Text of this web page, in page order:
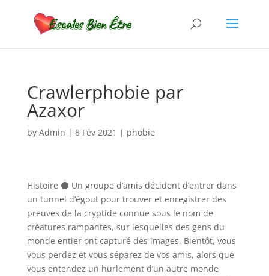
Crawlerphobie par
Azaxor
by Admin | 8 Fév 2021 | phobie
Histoire ⚫ Un groupe d’amis décident d’entrer dans
un tunnel d’égout pour trouver et enregistrer des
preuves de la cryptide connue sous le nom de
créatures rampantes, sur lesquelles des gens du
monde entier ont capturé des images. Bientôt, vous
vous perdez et vous séparez de vos amis, alors que
vous entendez un hurlement d’un autre monde